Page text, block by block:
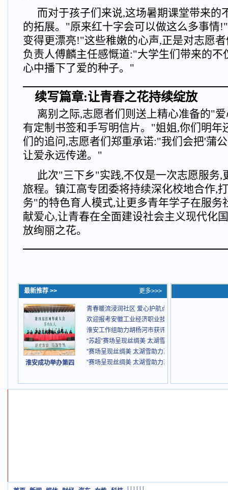
而对于孩子们来说,这场暑期课堂带来的
的拓展。"原来红十字会可以做这么多事情
变得更漂亮!"这些稚嫩的心声,正是对志愿
负责人傅麟主任感慨道:"大学生们带来的不
心中播下了爱的种子。"
续写篇章:让青春之花持续绽放
离别之际,志愿者们则送上精心准备的"
有定制书签和手写明信片。"姐姐,你们明年
们的追问,志愿者们郑重承诺:"我们会把'蒲
让爱永远传递。"
此次"三下乡"实践,不仅是一次志愿服务,
旅程。镇江高专团委将持续深化校地合作,
务"的特色育人模式,让更多青年学子在服务
献爱心,让青春在全面建设社会主义现代化
放绚丽之花。
最新推荐 >> 更多>>>
淮安成功举办第四
青春暖流浸润社区 爱心护航点亮童心
欢迎报考安徽工业经济职业技术学院
淮安工作组助力胡杨河市获评新疆首个中国文学之乡
“苏超”赛场呈现丝绸美 太湖雪助力苏州队演绎“苏式
”赛场呈现丝绸美 太湖雪助力苏州队演绎“苏式美学”
”赛场呈现丝绸美 太湖雪助力苏州队演绎“苏式美学”